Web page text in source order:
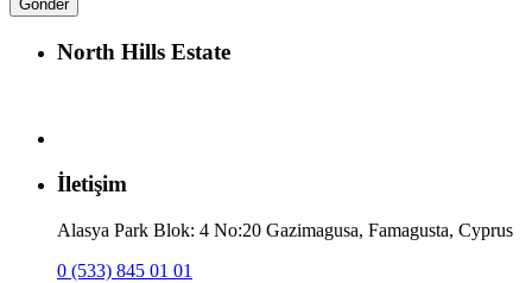
North Hills Estate
İletişim
Alasya Park Blok: 4 No:20 Gazimagusa, Famagusta, Cyprus
0 (533) 845 01 01